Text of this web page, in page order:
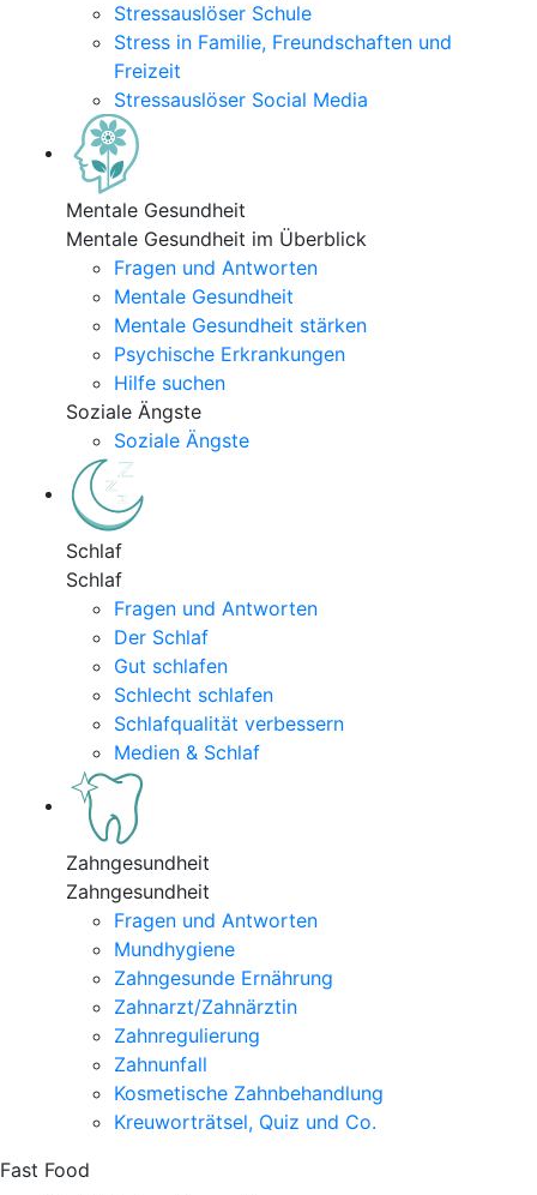
Stressauslöser Schule
Stress in Familie, Freundschaften und
Freizeit
Stressauslöser Social Media
Mentale Gesundheit
Mentale Gesundheit im Überblick
Fragen und Antworten
Mentale Gesundheit
Mentale Gesundheit stärken
Psychische Erkrankungen
Hilfe suchen
Soziale Ängste
Soziale Ängste
Schlaf
Schlaf
Fragen und Antworten
Der Schlaf
Gut schlafen
Schlecht schlafen
Schlafqualität verbessern
Medien & Schlaf
Zahngesundheit
Zahngesundheit
Fragen und Antworten
Mundhygiene
Zahngesunde Ernährung
Zahnarzt/Zahnärztin
Zahnregulierung
Zahnunfall
Kosmetische Zahnbehandlung
Kreuworträtsel, Quiz und Co.
Fast Food